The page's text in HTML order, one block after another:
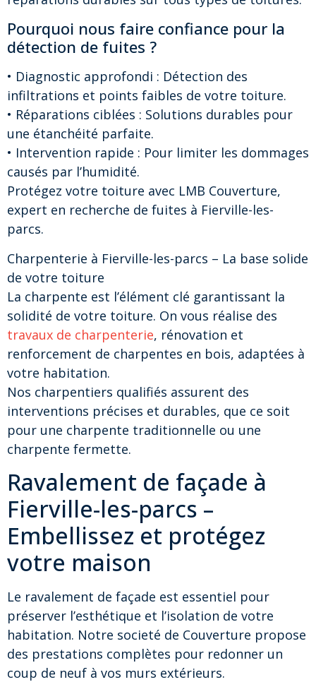
Pourquoi nous faire confiance pour la
détection de fuites ?
• Diagnostic approfondi : Détection des
infiltrations et points faibles de votre toiture.
• Réparations ciblées : Solutions durables pour
une étanchéité parfaite.
• Intervention rapide : Pour limiter les dommages
causés par l’humidité.
Protégez votre toiture avec LMB Couverture,
expert en recherche de fuites à Fierville-les-
parcs.
Charpenterie à Fierville-les-parcs – La base solide
de votre toiture
La charpente est l’élément clé garantissant la
solidité de votre toiture. On vous réalise des
travaux de charpenterie, rénovation et
renforcement de charpentes en bois, adaptées à
votre habitation.
Nos charpentiers qualifiés assurent des
interventions précises et durables, que ce soit
pour une charpente traditionnelle ou une
charpente fermette.
Ravalement de façade à
Fierville-les-parcs –
Embellissez et protégez
votre maison
Le ravalement de façade est essentiel pour
préserver l’esthétique et l’isolation de votre
habitation. Notre societé de Couverture propose
des prestations complètes pour redonner un
coup de neuf à vos murs extérieurs.